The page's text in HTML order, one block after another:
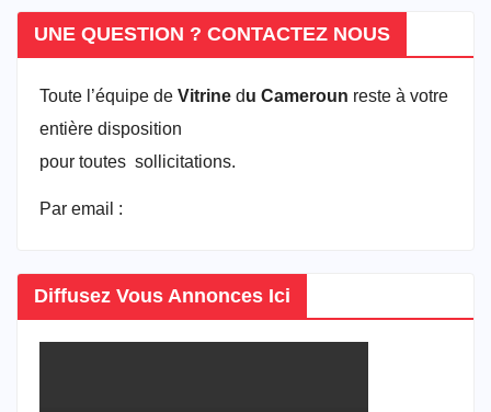
UNE QUESTION ? CONTACTEZ NOUS
Toute l’équipe de Vitrine du Cameroun reste à votre
entière disposition
pour toutes sollicitations.
Par email :
Diffusez Vous Annonces Ici